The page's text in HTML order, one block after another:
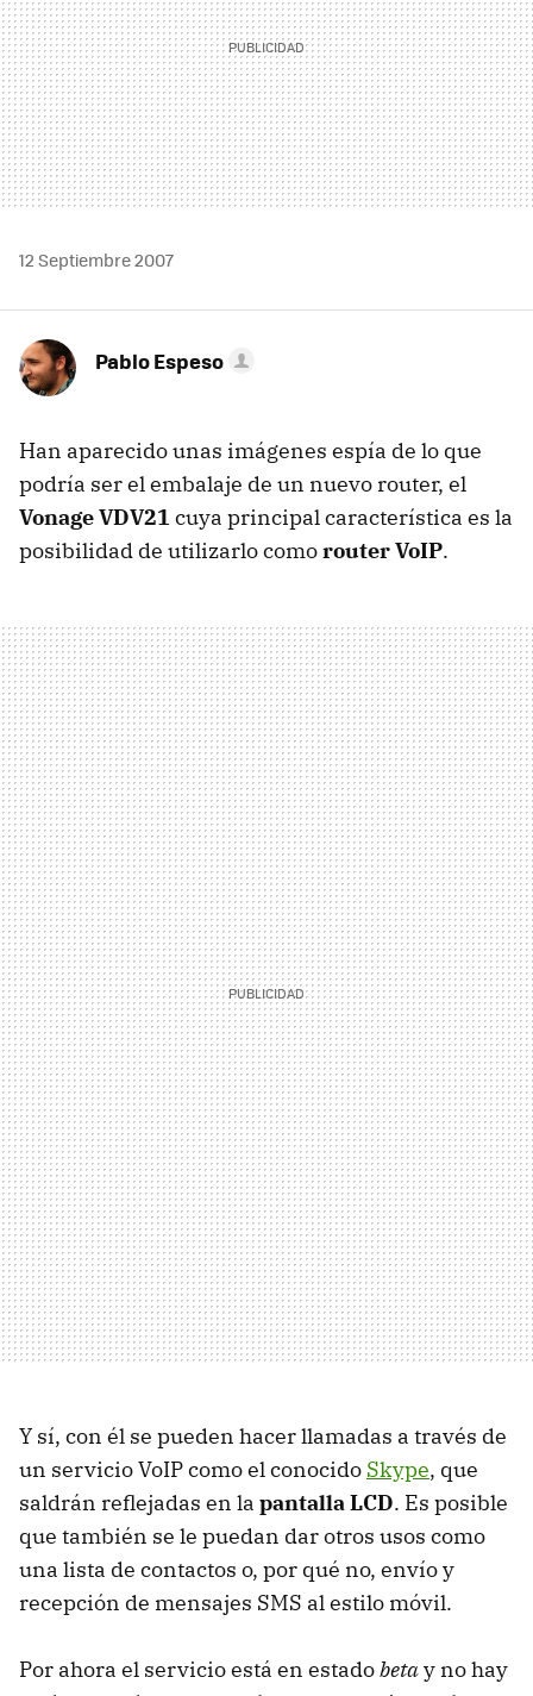
12 Septiembre 2007
Pablo Espeso
Han aparecido unas imágenes espía de lo que
podría ser el embalaje de un nuevo router, el
Vonage VDV21 cuya principal característica es la
posibilidad de utilizarlo comorouter VoIP.
Y sí, con él se pueden hacer llamadas a través de
un servicio VoIP como el conocido Skype, que
saldrán reflejadas en la pantalla LCD. Es posible
que también se le puedan dar otros usos como
una lista de contactos o, por qué no, envío y
recepción de mensajes SMS al estilo móvil.
Por ahora el servicio está en estadobetay no hay